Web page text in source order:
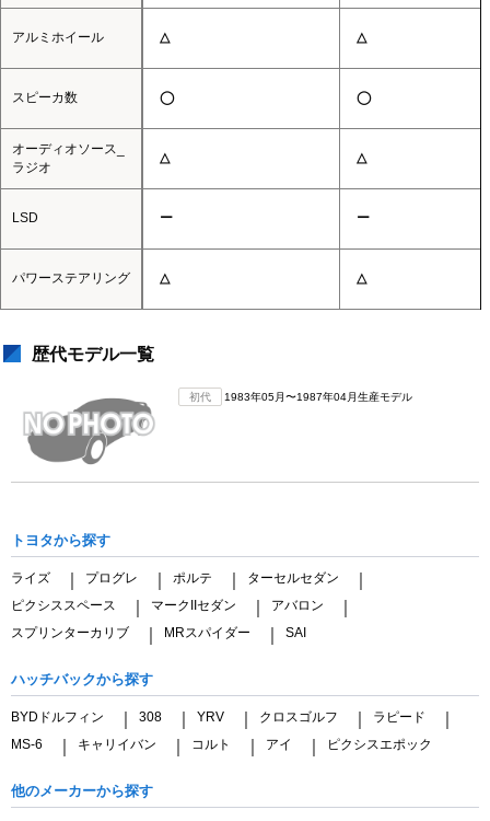
アルミホイール
スピーカ数
オーディオソース_
ラジオ
LSD
パワーステアリング
△ △
◯ ◯
△ △
ー ー
△ △
歴代モデル一覧
初代 1983年05月〜1987年04月生産モデル
トヨタから探す
ライズ プログレ ポルテ ターセルセダン
ピクシススペース マークIIセダン アバロン
スプリンターカリブ MRスパイダー SAI
ハッチバックから探す
BYDドルフィン 308 YRV クロスゴルフ ラピード
MS-6 キャリイバン コルト アイ ピクシスエポック
他のメーカーから探す